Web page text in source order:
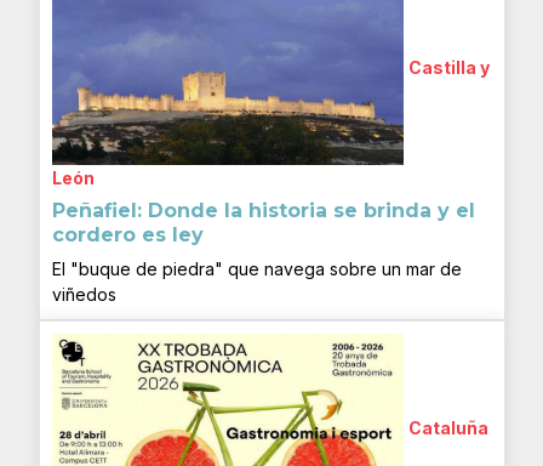
Castilla y
León
Peñafiel: Donde la historia se brinda y el
cordero es ley
El "buque de piedra" que navega sobre un mar de
viñedos
Cataluña